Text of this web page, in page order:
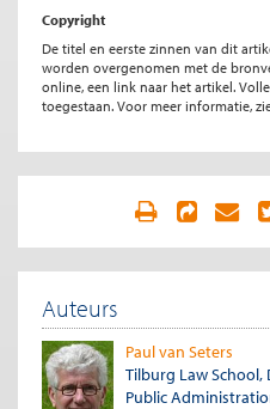
Copyright
De titel en eerste zinnen van dit
worden overgenomen met de
online, een link naar het artikel.
toegestaan. Voor meer informatie,
Auteurs
Paul van Seters
Tilburg Law
Public